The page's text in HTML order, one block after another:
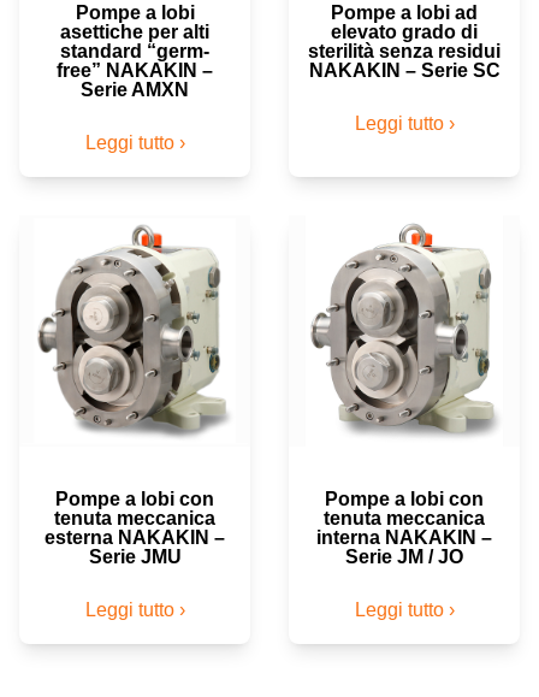
Pompe a lobi
asettiche per alti
standard “germ-
free” NAKAKIN –
Serie AMXN
Leggi tutto ›
Pompe a lobi ad
elevato grado di
sterilità senza residui
NAKAKIN – Serie SC
Leggi tutto ›
Pompe a lobi con
tenuta meccanica
esterna NAKAKIN –
Serie JMU
Leggi tutto ›
Pompe a lobi con
tenuta meccanica
interna NAKAKIN –
Serie JM / JO
Leggi tutto ›